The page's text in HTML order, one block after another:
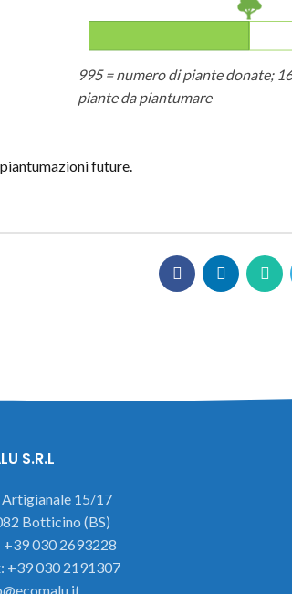
995 = numero di piante donate;
piante da piantumare
future.
S.R.L
15/17
Botticino (BS)
+39 030 2693228
+39 030 2191307